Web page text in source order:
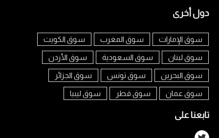
دول أخرى
سوق الإمارات سوق المغرب سوق الكويت
سوق لبنان سوق السعودية سوق الأردن
سوق البحرين سوق تونس سوق الجزائر
سوق عمان سوق قطر سوق ليبيا
تابعنا على